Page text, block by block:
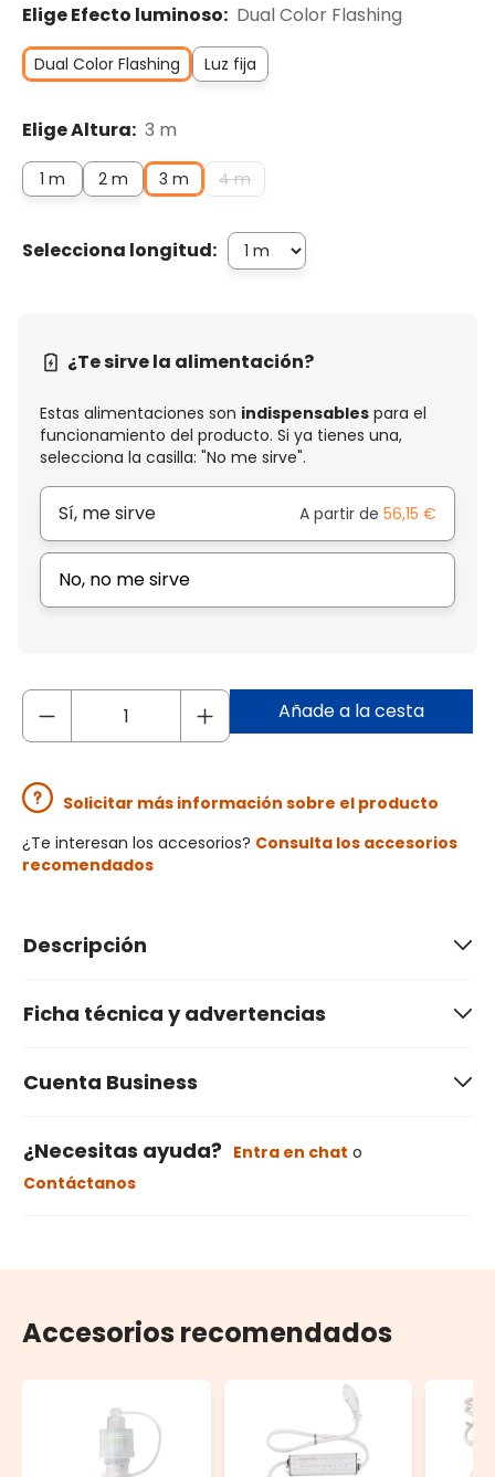
Elige Efecto luminoso: Dual Color Flashing
Dual Color Flashing Luz fija
Elige Altura: 3 m
1 m 2 m 3 m 4 m
Selecciona longitud:
¿Te sirve la alimentación?
Estas alimentaciones son indispensables para el
funcionamiento del producto. Si ya tienes una,
selecciona la casilla: "No me sirve".
Sí, me sirve A partir de 56,15 €
No, no me sirve
Añade a la cesta
Solicitar más información sobre el producto
¿Te interesan los accesorios? Consulta los accesorios
recomendados
Descripción
Ficha técnica y advertencias
Cuenta Business
¿Necesitas ayuda? Entra en chat o
Contáctanos
Accesorios recomendados